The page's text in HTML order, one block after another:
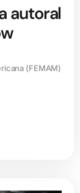
autoral
(FEMAM)